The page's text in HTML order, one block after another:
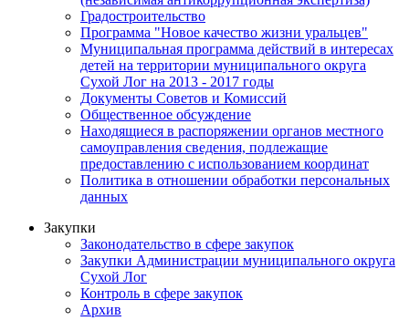
Градостроительство
Программа "Новое качество жизни уральцев"
Муниципальная программа действий в интересах
детей на территории муниципального округа
Сухой Лог на 2013 - 2017 годы
Документы Советов и Комиссий
Общественное обсуждение
Находящиеся в распоряжении органов местного
самоуправления сведения, подлежащие
предоставлению с использованием координат
Политика в отношении обработки персональных
данных
Закупки
Законодательство в сфере закупок
Закупки Администрации муниципального округа
Сухой Лог
Контроль в сфере закупок
Архив